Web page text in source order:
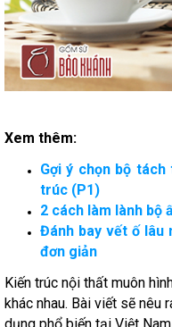
Xem thêm:
Gợi ý chọn bộ
trúc (P1)
2 cách làm lành bộ
Đánh bay vết ố
đơn giản
Kiến trúc nội thất muôn
khác nhau. Bài viết sẽ nêu